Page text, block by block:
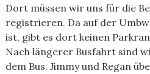
Dort müssen wir uns für die
registrieren. Da auf der
ist, gibt es dort keinen
Nach längerer Busfahrt sind
dem Bus. Jimmy und Regan